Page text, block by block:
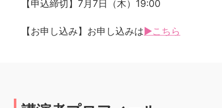
【申込締切】7月7日（木）19:00
【お申し込み】お申し込みは▶こちら